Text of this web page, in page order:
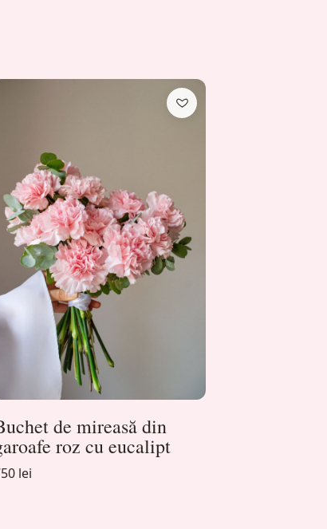
de mireasă din
roz cu eucalipt
lei